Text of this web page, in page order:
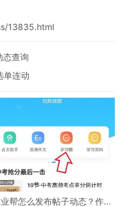
13835.html
态查询
单连动
帮怎么发布帖子动态？作业